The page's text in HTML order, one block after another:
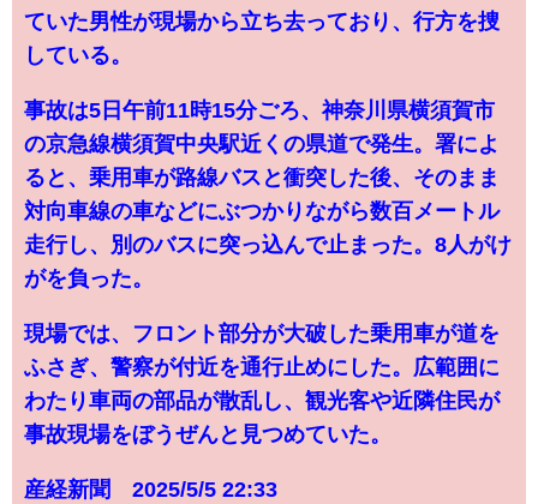
ていた男性が現場から立ち去っており、行方を捜
している。
事故は5日午前11時15分ごろ、神奈川県横須賀市
の京急線横須賀中央駅近くの県道で発生。署によ
ると、乗用車が路線バスと衝突した後、そのまま
対向車線の車などにぶつかりながら数百メートル
走行し、別のバスに突っ込んで止まった。8人がけ
がを負った。
現場では、フロント部分が大破した乗用車が道を
ふさぎ、警察が付近を通行止めにした。広範囲に
わたり車両の部品が散乱し、観光客や近隣住民が
事故現場をぼうぜんと見つめていた。
産経新聞 2025/5/5 22:33